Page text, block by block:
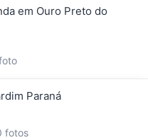
em Ouro Preto do
Paraná
fotos